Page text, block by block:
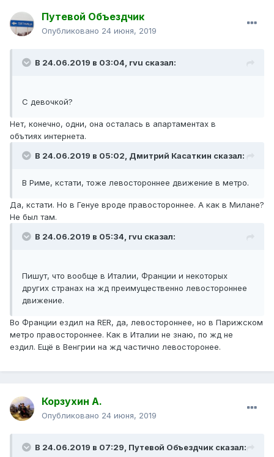
Путевой Объездчик
Опубликовано 24 июня, 2019
В 24.06.2019 в 03:04, rvu сказал:
С девочкой?
Нет, конечно, одни, она осталась в апартаментах в
обътиях интернета.
В 24.06.2019 в 05:02, Дмитрий Касаткин сказал:
В Риме, кстати, тоже левостороннее движение в метро.
Да, кстати. Но в Генуе вроде правостороннее. А как в Милане?
Не был там.
В 24.06.2019 в 05:34, rvu сказал:
Пишут, что вообще в Италии, Франции и некоторых
других странах на жд преимущественно левостороннее
движение.
Во Франции ездил на RER, да, левостороннее, но в Парижском
метро правостороннее. Как в Италии не знаю, по жд не
ездил. Ещё в Венгрии на жд частично левосторонее.
Корзухин А.
Опубликовано 24 июня, 2019
В 24.06.2019 в 07:29, Путевой Объездчик сказал: